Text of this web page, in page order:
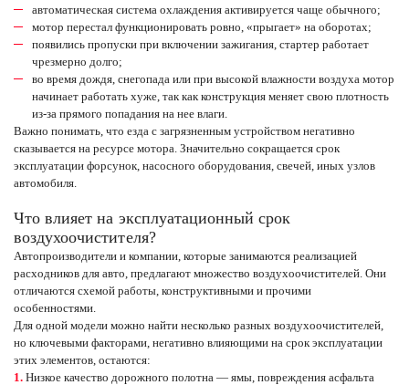
автоматическая система охлаждения активируется чаще обычного;
мотор перестал функционировать ровно, «прыгает» на оборотах;
появились пропуски при включении зажигания, стартер работает
чрезмерно долго;
во время дождя, снегопада или при высокой влажности воздуха мотор
начинает работать хуже, так как конструкция меняет свою плотность
из-за прямого попадания на нее влаги.
Важно понимать, что езда с загрязненным устройством негативно
сказывается на ресурсе мотора. Значительно сокращается срок
эксплуатации форсунок, насосного оборудования, свечей, иных узлов
автомобиля.
Что влияет на эксплуатационный срок
воздухоочистителя?
Автопроизводители и компании, которые занимаются реализацией
расходников для авто, предлагают множество воздухоочистителей. Они
отличаются схемой работы, конструктивными и прочими
особенностями.
Для одной модели можно найти несколько разных воздухоочистителей,
но ключевыми факторами, негативно влияющими на срок эксплуатации
этих элементов, остаются:
Низкое качество дорожного полотна — ямы, повреждения асфальта